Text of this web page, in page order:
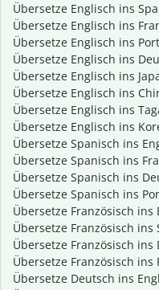
Übersetze Englisch ins
Übersetze Englisch ins
Übersetze Englisch ins
Übersetze Englisch ins
Übersetze Englisch ins
Übersetze Englisch ins
Übersetze Englisch ins
Übersetze Englisch ins
Übersetze Spanisch ins
Übersetze Spanisch ins
Übersetze Spanisch ins
Übersetze Spanisch ins
Übersetze Französisch ins
Übersetze Französisch ins
Übersetze Französisch ins
Übersetze Französisch
Übersetze Deutsch ins